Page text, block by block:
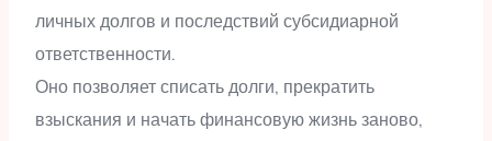
личных долгов и последствий субсидиарной
ответственности.
Оно позволяет списать долги, прекратить
взыскания и начать финансовую жизнь заново,